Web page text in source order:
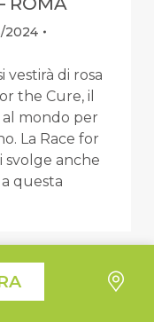
2024
vestirà di rosa
the Cure, il
mondo per
La Race for
svolge anche
questa
privacy